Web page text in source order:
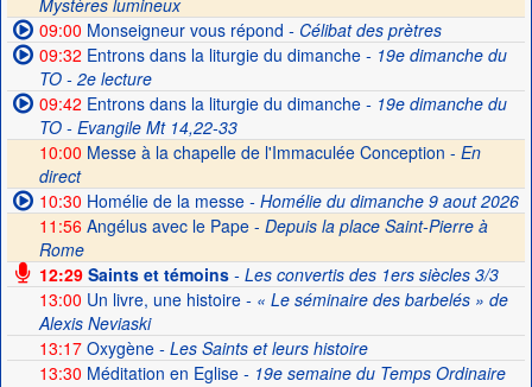
Mystères lumineux
09:00 Monseigneur vous répond - Célibat des prètres
09:32 Entrons dans la liturgie du dimanche- 19e dimanche du
TO - 2e lecture
09:42 Entrons dans la liturgie du dimanche- 19e dimanche du
TO - Evangile Mt 14,22-33
10:00 Messe à la chapelle de l'Immaculée Conception - En
direct
10:30 Homélie de la messe- Homélie du dimanche 9 aout 2026
11:56 Angélus avec le Pape - Depuis la place Saint-Pierre à
Rome
12:29Saints et témoins- Les convertis des 1ers siècles 3/3
13:00 Un livre, une histoire- « Le séminaire des barbelés » de
Alexis Neviaski
13:17Oxygène- Les Saints et leurs histoire
13:30 Méditation en Eglise- 19e semaine du Temps Ordinaire